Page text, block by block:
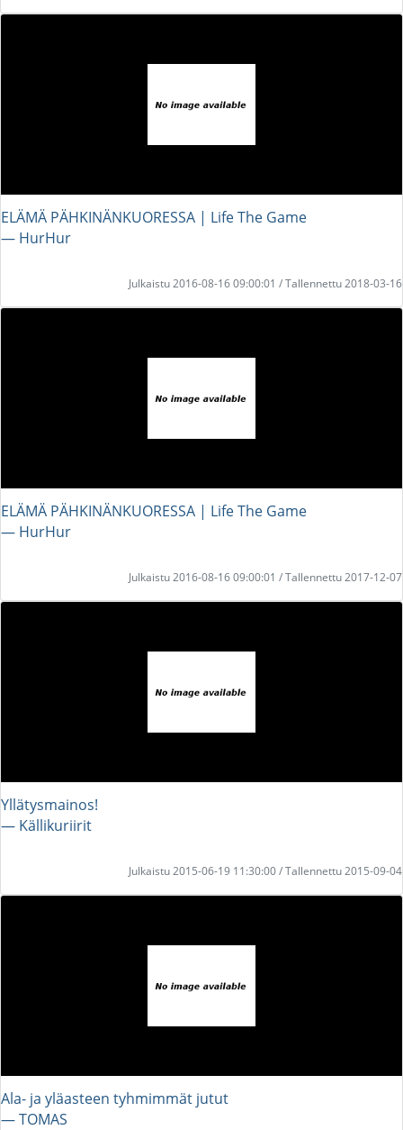
ELÄMÄ PÄHKINÄNKUORESSA | Life The Game
― HurHur
Julkaistu 2016-08-16 09:00:01 / Tallennettu 2018-03-16
ELÄMÄ PÄHKINÄNKUORESSA | Life The Game
― HurHur
Julkaistu 2016-08-16 09:00:01 / Tallennettu 2017-12-07
Yllätysmainos!
― Källikuriirit
Julkaistu 2015-06-19 11:30:00 / Tallennettu 2015-09-04
Ala- ja yläasteen tyhmimmät jutut
― TOMAS